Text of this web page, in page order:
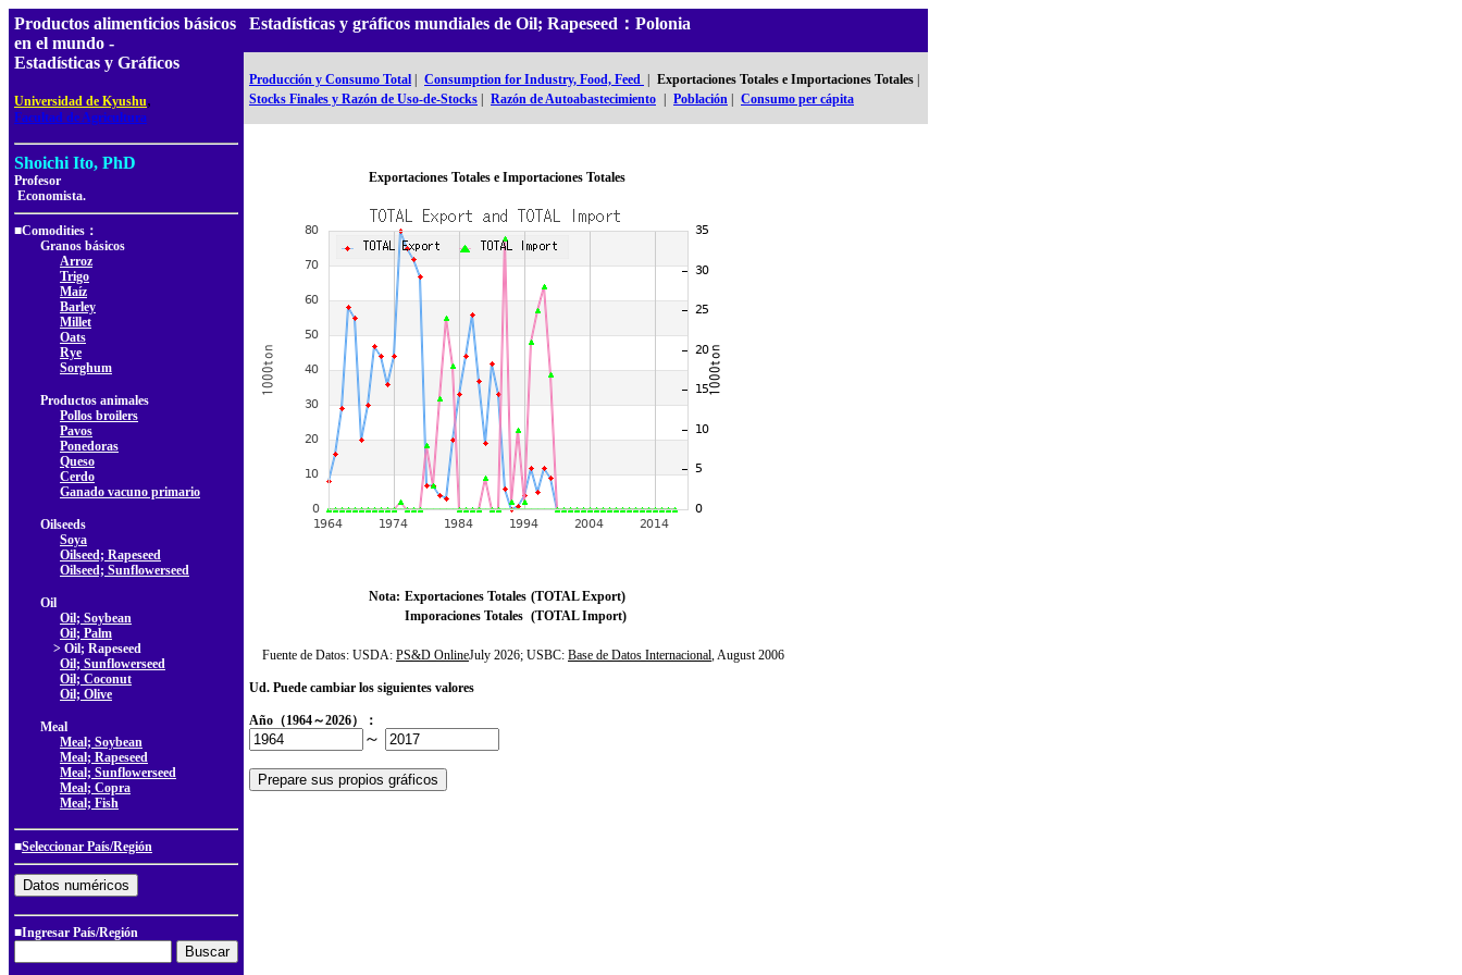
Productos alimenticios básicos
en el mundo -
Estadísticas y Gráficos
Universidad de Kyushu,
Facultad de Agricultura
Shoichi Ito, PhD
Profesor
Economista.
■Comodities：
Granos básicos
Arroz
Trigo
Maíz
Barley
Millet
Oats
Rye
Sorghum
Productos animales
Pollos broilers
Pavos
Ponedoras
Queso
Cerdo
Ganado vacuno primario
Oilseeds
Soya
Oilseed; Rapeseed
Oilseed; Sunflowerseed
Oil
Oil; Soybean
Oil; Palm
> Oil; Rapeseed
Oil; Sunflowerseed
Oil; Coconut
Oil; Olive
Meal
Meal; Soybean
Meal; Rapeseed
Meal; Sunflowerseed
Meal; Copra
Meal; Fish
■Seleccionar País/Región
■Ingresar País/Región
Estadísticas y gráficos mundiales de Oil; Rapeseed：Polonia
Producción y Consumo Total Consumption for Industry, Food, Feed Exportaciones Totales e Importaciones Totales
Stocks Finales y Razón de Uso-de-Stocks
Razón de Autoabastecimiento Población Consumo per cápita
Exportaciones Totales e Importaciones Totales
Nota: Exportaciones Totales (TOTAL Export)
Imporaciones Totales (TOTAL Import)
Fuente de Datos: USDA: PS&D OnlineJuly 2026; USBC: Base de Datos Internacional, August 2006
Ud. Puede cambiar los siguientes valores
Año（1964～2026）：
～